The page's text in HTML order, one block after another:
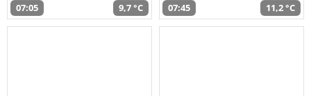
07:05 9,7 °C 07:45 11,2 °C